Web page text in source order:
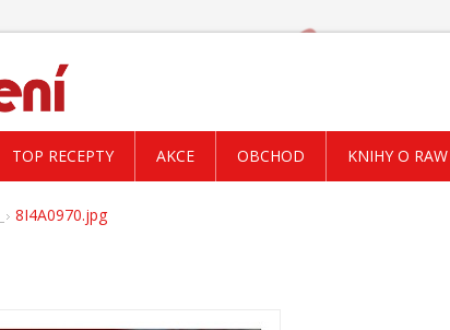
8I4A0970.jpg
TOP RECEPTY AKCE OBCHOD KNIHY O RAW